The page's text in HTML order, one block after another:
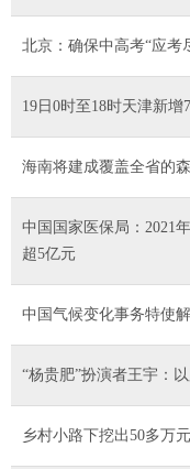
北京：确保中高考“应考
19日0时至18时天津新增
海南将建成覆盖全省的
中国国家医保局：2021
超5亿元
中国气候变化事务特使
“杨贵肥”扮演者王宇：
乡村小路下挖出50多万